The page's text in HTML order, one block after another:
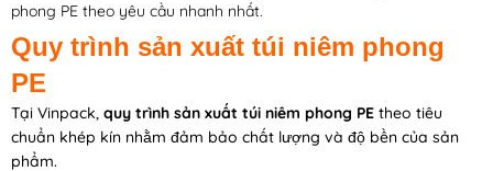
phong PE theo yêu cầu nhanh nhất.
Quy trình sản xuất túi niêm phong
PE
Tại Vinpack, quy trình sản xuất túi niêm phong PE theo tiêu
chuẩn khép kín nhằm đảm bảo chất lượng và độ bền của sản
phẩm.